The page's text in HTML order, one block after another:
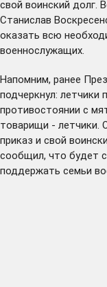
свой воинский долг.
Станислав
оказать всю
военнослужащих.
Напомним, ранее
подчеркнул: летчики
противостоянии с
товарищи - летчики.
приказ и свой
сообщил, что будет
поддержать семьи